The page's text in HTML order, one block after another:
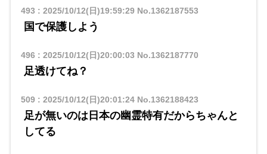
493 : 2025/10/12(日)19:59:29No.1362187553
国で保護しよう
496 : 2025/10/12(日)20:00:03 No.1362187770
足透けてね？
509: 2025/10/12(日)20:01:24No.1362188423
足が無いのは日本の幽霊特有だからちゃんと
してる